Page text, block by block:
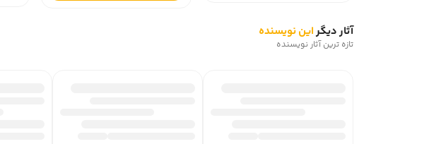
آثار دیگراین نویسنده
تازه ترین آثار نویسنده